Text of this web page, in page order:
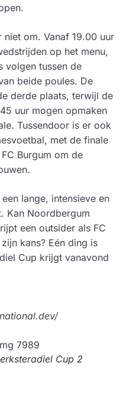
om. Vanaf 19.00 uur
op het menu,
volgen tussen de
beide poules. De
derde plaats, terwijl de
uur mogen opmaken
Tussendoor is er ook
met de finale
Burgum om de
lange, intensieve en
Kan Noordbergum
een outsider als FC
kans? Eén ding is
Cup krijgt vanavond
Cup 2